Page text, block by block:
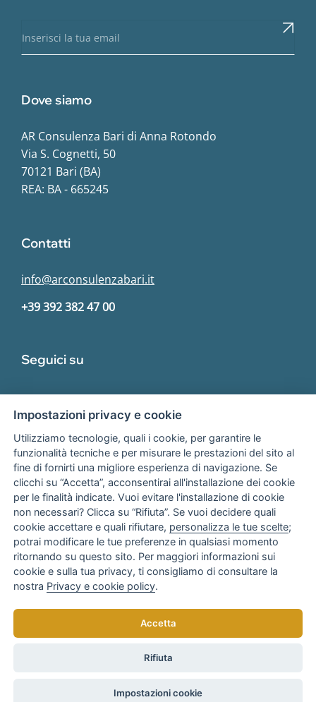
Dove siamo
AR Consulenza Bari di Anna Rotondo
Via S. Cognetti, 50
70121 Bari (BA)
REA: BA - 665245
Contatti
+39 392 382 47 00
info@arconsulenzabari.it
Seguici su
Associato
AR Consulenza Bari
Impostazioni privacy e cookie
Utilizziamo tecnologie, quali i cookie, per garantire le
funzionalità tecniche e per misurare le prestazioni del sito al
fine di fornirti una migliore esperienza di navigazione. Se
clicchi su “Accetta”, acconsentirai all'installazione dei cookie
per le finalità indicate. Vuoi evitare l'installazione di cookie
non necessari? Clicca su “Rifiuta”. Se vuoi decidere quali
cookie accettare e quali rifiutare, personalizza le tue scelte;
potrai modificare le tue preferenze in qualsiasi momento
ritornando su questo sito. Per maggiori informazioni sui
cookie e sulla tua privacy, ti consigliamo di consultare la
nostra Privacy e cookie policy.
Accetta
Rifiuta
Impostazioni cookie